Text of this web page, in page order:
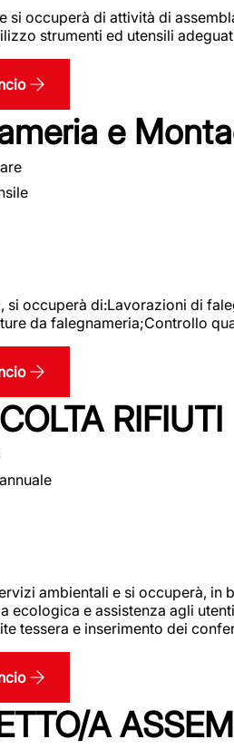
si occuperà di attività di
strumenti ed utensili
e
si occuperà di:Lavorazioni di
da falegnameria;Controllo
ambientali e si occuperà,
ecologica e assistenza agli
tessera e inserimento dei
A